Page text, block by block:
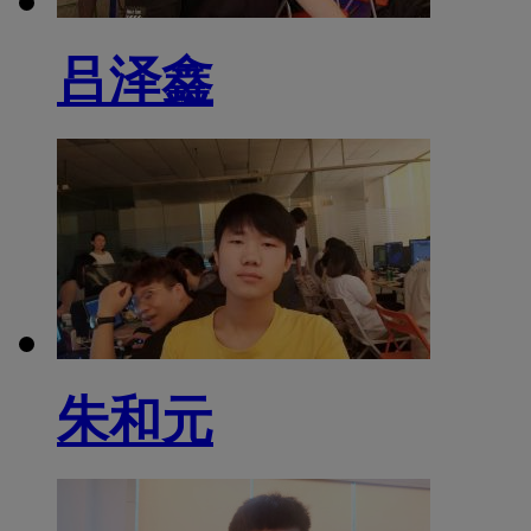
吕泽鑫
朱和元